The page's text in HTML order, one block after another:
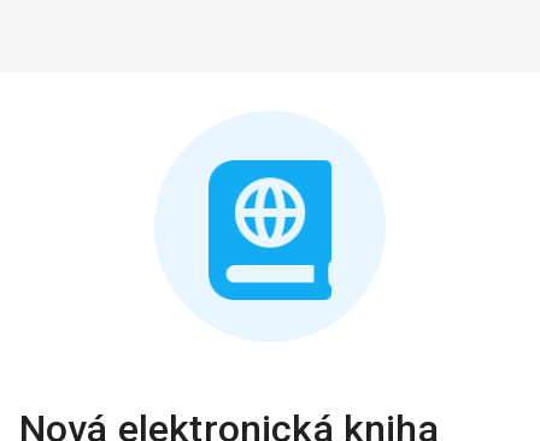
Nová elektronická kniha